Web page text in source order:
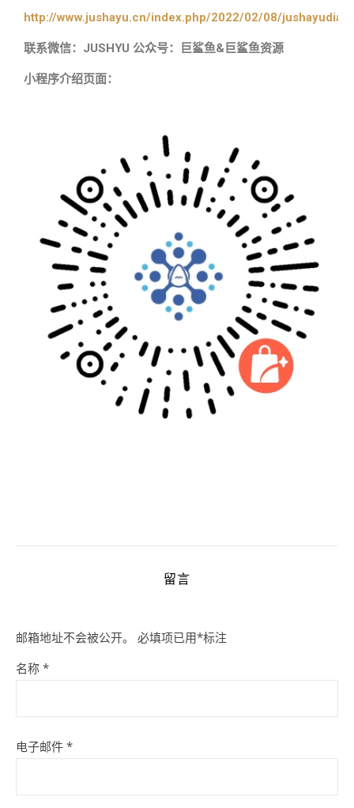
http://www.jushayu.cn/index.php/2022/02/08/
联系微信：JUSHYU 公众号：巨鲨鱼&巨鲨鱼资源
小程序介绍页面：
留言
邮箱地址不会被公开。 必填项已用*标注
名称 *
电子邮件 *